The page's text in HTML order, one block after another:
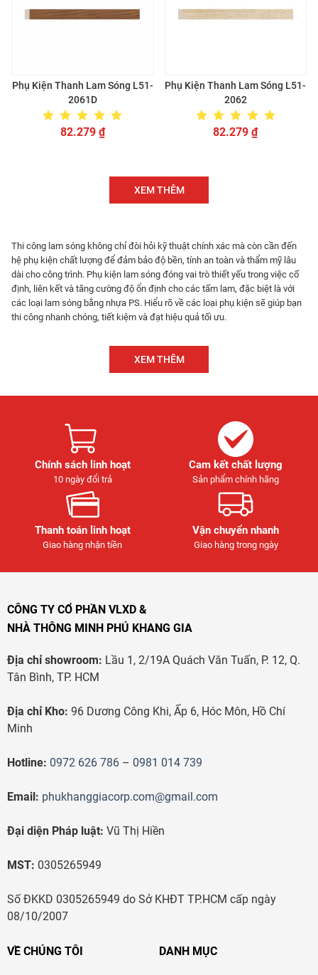
Phụ Kiện Thanh Lam Sóng L51-
2061D
82.279 ₫
Phụ Kiện Thanh Lam Sóng L51-
2062
82.279₫
XEM THÊM
Thi công lam sóng không chỉ đòi hỏi kỹ thuật chính xác mà còn cần đến
hệ phụ kiện chất lượng để đảm bảo độ bền, tính an toàn và thẩm mỹ lâu
dài cho công trình. Phụ kiện lam sóng đóng vai trò thiết yếu trong việc cố
định, liên kết và tăng cường độ ổn định cho các tấm lam, đặc biệt là với
các loại lam sóng bằng nhựa PS. Hiểu rõ về các loại phụ kiện sẽ giúp bạn
thi công nhanh chóng, tiết kiệm và đạt hiệu quả tối ưu.
XEM THÊM
Chính sách linh hoạt
10 ngày đổi trả
Cam kết chất lượng
Sản phẩm chính hãng
Thanh toán linh hoạt
Giao hàng nhận tiền
Vận chuyển nhanh
Giao hàng trong ngày
CÔNG TY CỔ PHẦN VLXD &
NHÀ THÔNG MINH PHÚ KHANG GIA
Địa chỉ showroom: Lầu 1, 2/19A Quách Văn Tuấn, P. 12, Q.
Tân Bình, TP. HCM
Địa chỉ Kho: 96 Dương Công Khi, Ấp 6, Hóc Môn, Hồ Chí
Minh
Hotline: 0972 626 786 – 0981 014 739
Email: phukhanggiacorp.com@gmail.com
Đại diện Pháp luật: Vũ Thị Hiền
MST: 0305265949
Số ĐKKD 0305265949 do Sở KHĐT TP.HCM cấp ngày
08/10/2007
VỀ CHÚNG TÔI DANH MỤC